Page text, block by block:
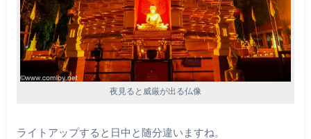
夜見ると威厳が出る仏像
ライトアップすると日中と随分違いますね。